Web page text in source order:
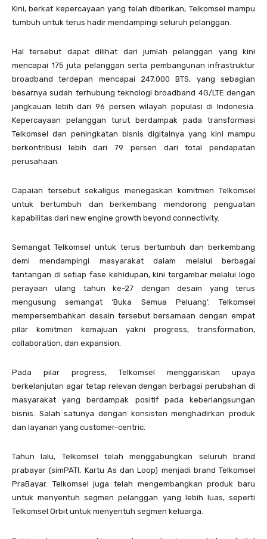
Kini, berkat kepercayaan yang telah diberikan, Telkomsel mampu
tumbuh untuk terus hadir mendampingi seluruh pelanggan.
Hal tersebut dapat dilihat dari jumlah pelanggan yang kini
mencapai 175 juta pelanggan serta pembangunan infrastruktur
broadband terdepan mencapai 247.000 BTS, yang sebagian
besarnya sudah terhubung teknologi broadband 4G/LTE dengan
jangkauan lebih dari 96 persen wilayah populasi di Indonesia.
Kepercayaan pelanggan turut berdampak pada transformasi
Telkomsel dan peningkatan bisnis digitalnya yang kini mampu
berkontribusi lebih dari 79 persen dari total pendapatan
perusahaan.
Capaian tersebut sekaligus menegaskan komitmen Telkomsel
untuk bertumbuh dan berkembang mendorong penguatan
kapabilitas dari new engine growth beyond connectivity.
Semangat Telkomsel untuk terus bertumbuh dan berkembang
demi mendampingi masyarakat dalam melalui berbagai
tantangan di setiap fase kehidupan, kini tergambar melalui logo
perayaan ulang tahun ke-27 dengan desain yang terus
mengusung semangat ‘Buka Semua Peluang’. Telkomsel
mempersembahkan desain tersebut bersamaan dengan empat
pilar komitmen kemajuan yakni progress, transformation,
collaboration, dan expansion.
Pada pilar progress, Telkomsel menggariskan upaya
berkelanjutan agar tetap relevan dengan berbagai perubahan di
masyarakat yang berdampak positif pada keberlangsungan
bisnis. Salah satunya dengan konsisten menghadirkan produk
dan layanan yang customer-centric.
Tahun lalu, Telkomsel telah menggabungkan seluruh brand
prabayar (simPATI, Kartu As dan Loop) menjadi brand Telkomsel
PraBayar. Telkomsel juga telah mengembangkan produk baru
untuk menyentuh segmen pelanggan yang lebih luas, seperti
Telkomsel Orbit untuk menyentuh segmen keluarga.